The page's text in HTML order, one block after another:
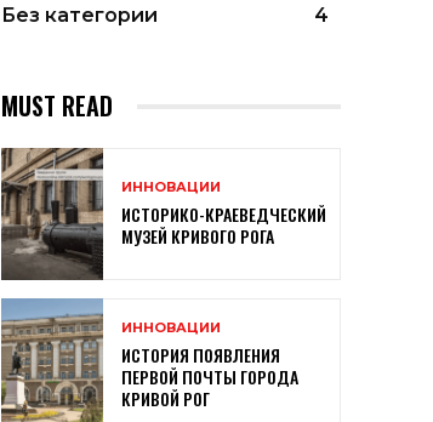
Без категории
4
MUST READ
ИННОВАЦИИ
ИСТОРИКО-КРАЕВЕДЧЕСКИЙ
МУЗЕЙ КРИВОГО РОГА
ИННОВАЦИИ
ИСТОРИЯ ПОЯВЛЕНИЯ
ПЕРВОЙ ПОЧТЫ ГОРОДА
КРИВОЙ РОГ